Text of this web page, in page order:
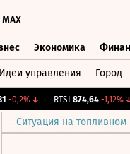
MAX
Экономика
Идеи управления Город
-0,2%↓ RTSI 874,64 -1,12%↓
Ситуация на